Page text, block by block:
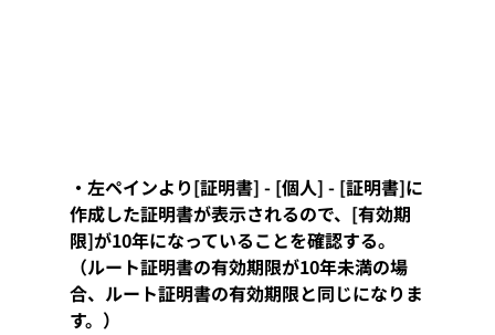
・左ペインより[証明書] - [個人] - [証明書]に
作成した証明書が表示されるので、[有効期
限]が10年になっていることを確認する。
（ルート証明書の有効期限が10年未満の場
合、ルート証明書の有効期限と同じになりま
す。）